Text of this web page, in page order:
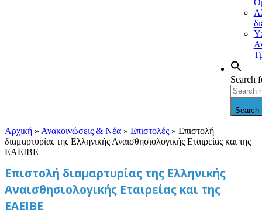
Search
Search
Αρχική » Ανακοινώσεις & Νέα » Επιστολές » Επιστολή
διαμαρτυρίας της Ελληνικής Αναισθησιολογικής Εταιρείας και της
ΕΑΕΙΒΕ
Επιστολή διαμαρτυρίας της Ελληνικής
Αναισθησιολογικής Εταιρείας και της
ΕΑΕΙΒΕ